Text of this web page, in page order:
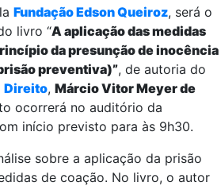
Fundação Edson Queiroz, será o
livro “A aplicação das medidas
da presunção de inocência
preventiva)”, de autoria do
Direito, Márcio Vitor Meyer de
ocorrerá no auditório da
início previsto para às 9h30.
sobre a aplicação da prisão
de coação. No livro, o autor